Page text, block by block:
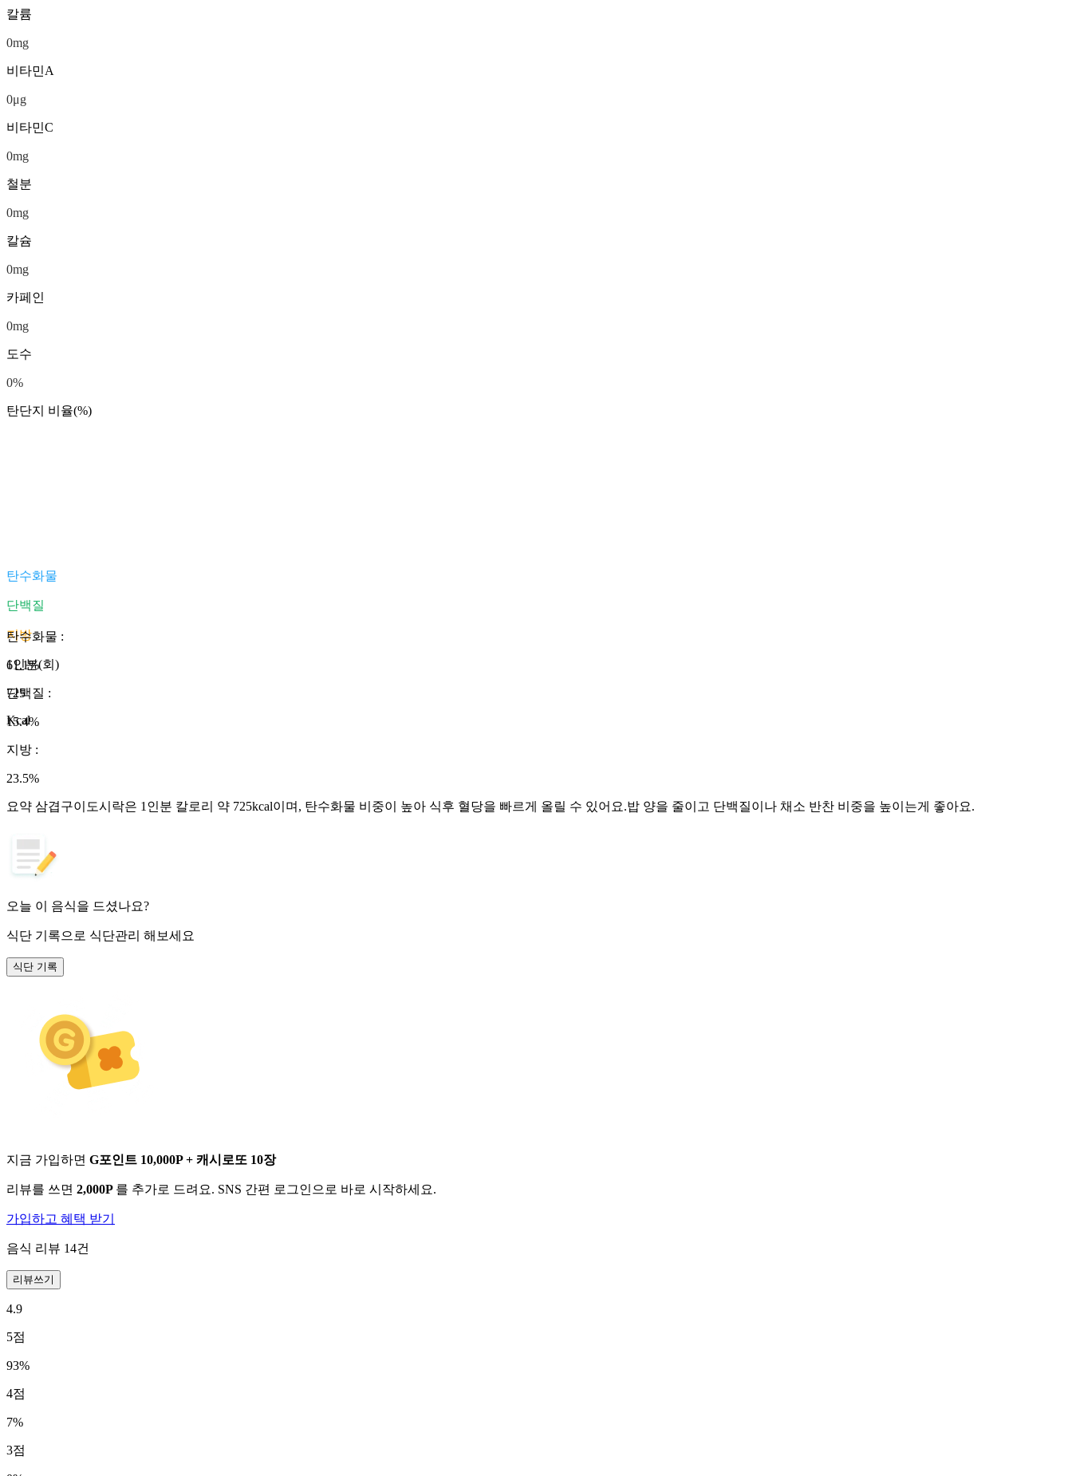
칼륨
0mg
비타민A
0μg
비타민C
0mg
철분
0mg
칼슘
0mg
카페인
0mg
도수
0%
탄단지 비율(%)
탄수화물
단백질
지방
1인분(회)
725
Kcal
탄수화물 :
61.1%
단백질 :
15.4%
지방 :
23.5%
요약 삼겹구이도시락은 1인분 칼로리 약 725kcal이며, 탄수화물 비중이 높아 식후 혈당을 빠르게 올릴 수 있어요.밥 양을 줄이고 단백질이나 채소 반찬 비중을 높이는게 좋아요.
오늘 이 음식을 드셨나요?
식단 기록으로 식단관리 해보세요
식단 기록
지금 가입하면 G포인트 10,000P + 캐시로또 10장
리뷰를 쓰면 2,000P 를 추가로 드려요. SNS 간편 로그인으로 바로 시작하세요.
가입하고 혜택 받기
음식 리뷰 14건
리뷰쓰기
4.9
5점
93%
4점
7%
3점